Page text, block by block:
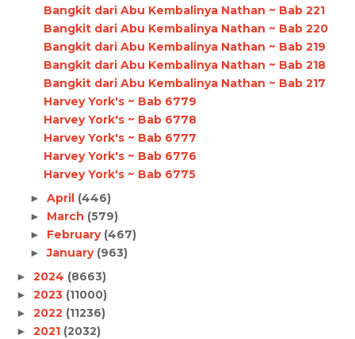
Bangkit dari Abu Kembalinya Nathan ~ Bab 221
Bangkit dari Abu Kembalinya Nathan ~ Bab 220
Bangkit dari Abu Kembalinya Nathan ~ Bab 219
Bangkit dari Abu Kembalinya Nathan ~ Bab 218
Bangkit dari Abu Kembalinya Nathan ~ Bab 217
Harvey York's ~ Bab 6779
Harvey York's ~ Bab 6778
Harvey York's ~ Bab 6777
Harvey York's ~ Bab 6776
Harvey York's ~ Bab 6775
► April (446)
► March (579)
► February (467)
►January (963)
► 2024 (8663)
► 2023 (11000)
► 2022 (11236)
► 2021 (2032)